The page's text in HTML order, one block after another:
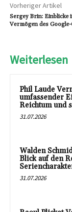
Vorheriger Artikel
Sergey Brin: Einblicke
Vermögen des
Weiterlesen
Phil Laude
umfassender
Reichtum und
31.07.2026
Walden
Blick auf den
31.07.2026